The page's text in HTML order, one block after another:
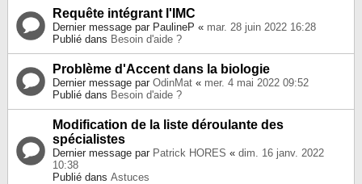
Requête intégrant l'IMC
Dernier message par PaulineP « mar. 28 juin 2022 16:28
Publié dans Besoin d'aide ?
Problème d'Accent dans la biologie
Dernier message par OdinMat « mer. 4 mai 2022 09:52
Publié dans Besoin d'aide ?
Modification de la liste déroulante des
spécialistes
Dernier message par Patrick HORES « dim. 16 janv. 2022
10:38
Publié dans Astuces